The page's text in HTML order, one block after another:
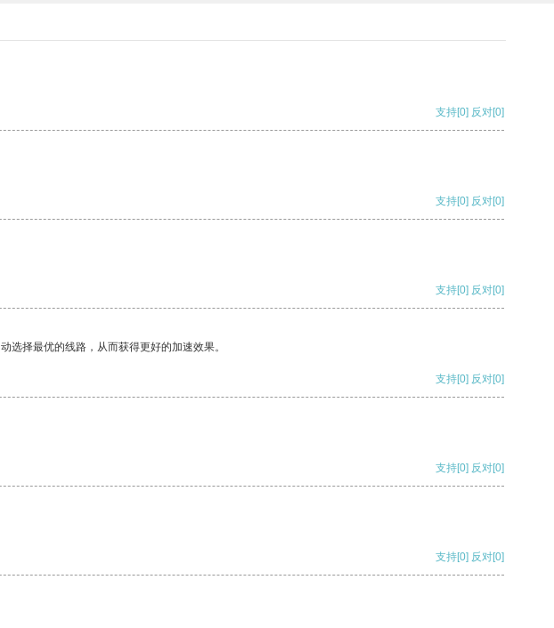
支持[0] 反对[0]
支持[0] 反对[0]
支持[0] 反对[0]
择最优的线路，从而获得更好的加速效果。
支持[0] 反对[0]
支持[0] 反对[0]
支持[0] 反对[0]